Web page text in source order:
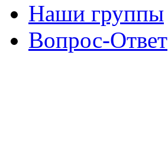
Наши группы
Вопрос-Ответ